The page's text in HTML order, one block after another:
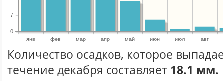
янв фев мар апр май июн июл авг
0
7
Количество осадков, которое
течение декабря составляет 18.1 мм.